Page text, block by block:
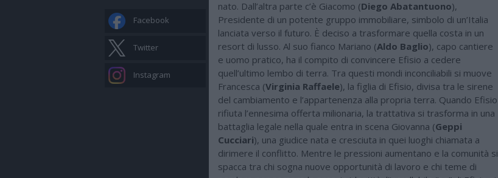
Facebook
Twitter
Instagram
nato. Dall’altra parte c’è Giacomo (Diego Abatantuono),
Presidente di un potente gruppo immobiliare, simbolo di un’Italia
lanciata verso il futuro. È deciso a trasformare quella costa in un
resort di lusso. Al suo fianco Mariano (Aldo Baglio), capo cantiere
e uomo pratico, ha il compito di convincere Efisio a cedere
quell’ultimo lembo di terra. Tra questi mondi inconciliabili si muove
Francesca (Virginia Raffaele), la figlia di Efisio, divisa tra le sirene
del cambiamento e l’appartenenza alla propria terra. Quando Efisio
rifiuta l’ennesima offerta milionaria, la trattativa si trasforma in una
battaglia legale nella quale entra in scena Giovanna (Geppi
Cucciari), una giudice nata e cresciuta in quei luoghi chiamata a
dirimere il conflitto. Mentre le pressioni aumentano e la comunità si
spacca tra chi sogna nuove opportunità di lavoro e chi teme di